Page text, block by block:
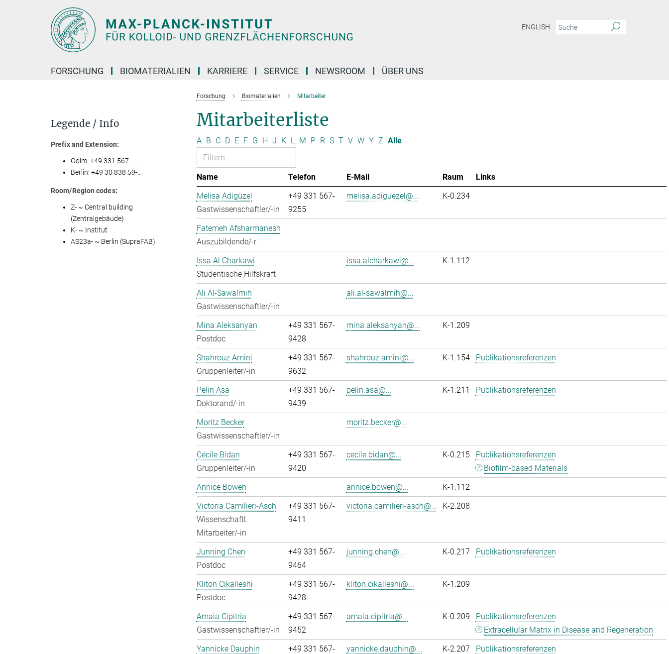
ENGLISH
FORSCHUNG BIOMATERIALIEN KARRIERE SERVICE NEWSROOM ÜBER UNS
Forschung Biomaterialien Mitarbeiter
Mitarbeiterliste
A B C D E F G H J K L M P R S T V W Y Z Alle
Name Telefon E-Mail Raum
Links
Melisa Adigüzel
Gastwissenschaftler/-in
+49 331 567-
9255
melisa.adiguezel@... K-0.234
Fatemeh Afsharmanesh
Auszubildende/-r
Issa Al Charkawi
Studentische Hilfskraft
issa.alcharkawi@... K-1.112
Ali Al-Sawalmih
Gastwissenschaftler/-in
ali.al-sawalmih@...
Mina Aleksanyan
Postdoc
+49 331 567-
9428
mina.aleksanyan@... K-1.209
Shahrouz Amini
Gruppenleiter/-in
+49 331 567-
9632
shahrouz.amini@... K-1.154 Publikationsreferenzen
Pelin Asa
Doktorand/-in
+49 331 567-
9439
pelin.asa@... K-1.211 Publikationsreferenzen
Moritz Becker
Gastwissenschaftler/-in
moritz.becker@...
Cécile Bidan
Gruppenleiter/-in
+49 331 567-
9420
cecile.bidan@... K-0.215
Publikationsreferenzen
Biofilm-based Materials
Annice Bowen
annice.bowen@...
K-1.112
Victoria Camilieri-Asch
Wissenschaftl.
Mitarbeiter/-in
+49 331 567-
9411
victoria.camilieri-asch@... K-2.208
Junning Chen
Postdoc
+49 331 567-
9464
junning.chen@... K-0.217 Publikationsreferenzen
Kliton Cikalleshi
Postdoc
+49 331 567-
9428
kliton.cikalleshi@... K-1.209
Amaia Cipitria
Gastwissenschaftler/-in
+49 331 567-
9452
amaia.cipitria@... K-0.209
Publikationsreferenzen
Extracellular Matrix in Disease and Regeneration
Yannicke Dauphin
+49 331 567-
yannicke.dauphin@... K-2.207 Publikationsreferenzen
Legende / Info
Prefix and Extension:
Golm: +49 331 567 - ...
Berlin: +49 30 838 59-...
Room/Region codes:
Z- ~ Central building
(Zentralgebäude)
K- ~ Institut
AS23a- ~ Berlin (SupraFAB)